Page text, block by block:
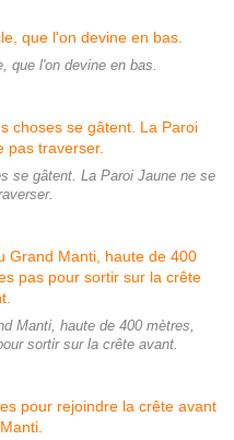
que l'on devine en bas.
se gâtent. La Paroi Jaune ne se
Manti, haute de 400 mètres,
sortir sur la crête avant.